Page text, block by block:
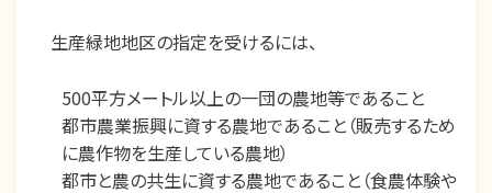
生産緑地地区の指定を受けるには、
500平方メートル以上の一団の農地等であること
都市農業振興に資する農地であること（販売するため
に農作物を生産している農地）
都市と農の共生に資する農地であること（食農体験や